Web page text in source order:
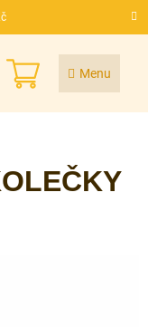
NÁKUPNÍ
KOŠÍK